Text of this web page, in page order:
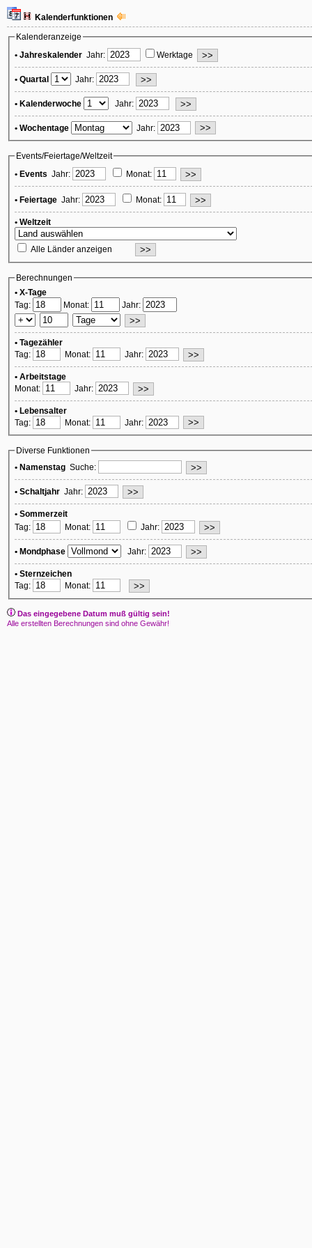
Kalenderfunktionen
Kalenderanzeige
• Jahreskalender Jahr: Werktage
• Quartal Jahr:
• Kalenderwoche Jahr:
• Wochentage Jahr:
Events/Feiertage/Weltzeit
• Events Jahr: Monat:
• Feiertage Jahr: Monat:
• Weltzeit
Alle Länder anzeigen
Berechnungen
• X-Tage
Tag:
Monat: Jahr:
• Tagezähler
Tag:
Monat: Jahr:
• Arbeitstage
Monat:
Jahr:
• Lebensalter
Tag:
Monat: Jahr:
Diverse Funktionen
• Namenstag Suche:
• Schaltjahr Jahr:
• Sommerzeit
Tag:
Monat: Jahr:
• Mondphase Jahr:
• Sternzeichen
Tag:
Monat:
Das eingegebene Datum muß gültig sein!
Alle erstellten Berechnungen sind ohne Gewähr!